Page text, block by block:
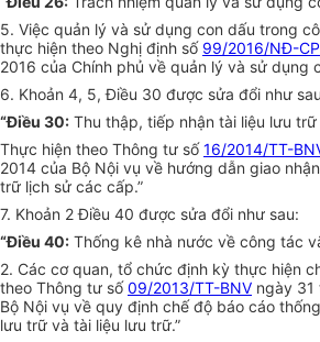
5. Việc quản lý và sử dụng con dấu trong
thực hiện theo Nghị định số 99/2016/NĐ-CP
2016 của Chính phủ về quản lý và sử dụng
6. Khoản 4, 5, Điều 30 được sửa đổi như
“Điều 30: Thu thập, tiếp nhận tài liệu lưu
Thực hiện theo Thông tư số16/2014/TT-
2014 của Bộ Nội vụ về hướng dẫn giao
trữ lịch sử các cấp.”
7. Khoản 2 Điều 40 được sửa đổi như sau:
“Điều 40: Thống kê nhà nước về công tác
2. Các cơ quan, tổ chức định kỳ thực hiện
theo Thông tư số09/2013/TT-BNV ngày 31
Bộ Nội vụ về quy định chế độ báo cáo
lưu trữ và tài liệu lưu trữ.”